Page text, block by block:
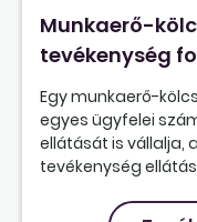
Munkaerő-
tevékenység
Egy munkaerő-
egyes ügyfelei
ellátását is vállalja,
tevékenység